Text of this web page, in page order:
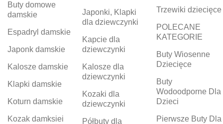
Buty domowe
damskie
Espadryl damskie
Japonk damskie
Kalosze damskie
Klapki damskie
Koturn damskie
Kozak damksiei
Japonki, Klapki
dla dziewczynki
Kapcie dla
dziewczynki
Kalosze dla
dziewczynki
Kozaki dla
dziewczynki
Półbuty dla
Trzewiki dziecięce
POLECANE
KATEGORIE
Buty Wiosenne
Dziecięce
Buty
Wodoodporne Dla
Dzieci
Pierwsze Buty Dla